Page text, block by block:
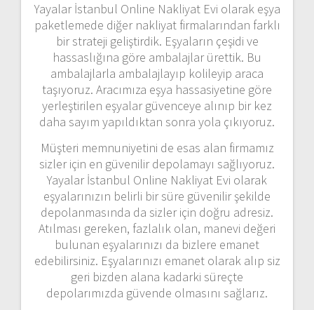
Yayalar İstanbul Online Nakliyat Evi olarak eşya
paketlemede diğer nakliyat firmalarından farklı
bir strateji geliştirdik. Eşyaların çeşidi ve
hassaslığına göre ambalajlar ürettik. Bu
ambalajlarla ambalajlayıp kolileyip araca
taşıyoruz. Aracımıza eşya hassasiyetine göre
yerleştirilen eşyalar güvenceye alınıp bir kez
daha sayım yapıldıktan sonra yola çıkıyoruz.
Müşteri memnuniyetini de esas alan firmamız
sizler için en güvenilir depolamayı sağlıyoruz.
Yayalar İstanbul Online Nakliyat Evi olarak
eşyalarınızın belirli bir süre güvenilir şekilde
depolanmasında da sizler için doğru adresiz.
Atılması gereken, fazlalık olan, manevi değeri
bulunan eşyalarınızı da bizlere emanet
edebilirsiniz. Eşyalarınızı emanet olarak alıp siz
geri bizden alana kadarki süreçte
depolarımızda güvende olmasını sağlarız.